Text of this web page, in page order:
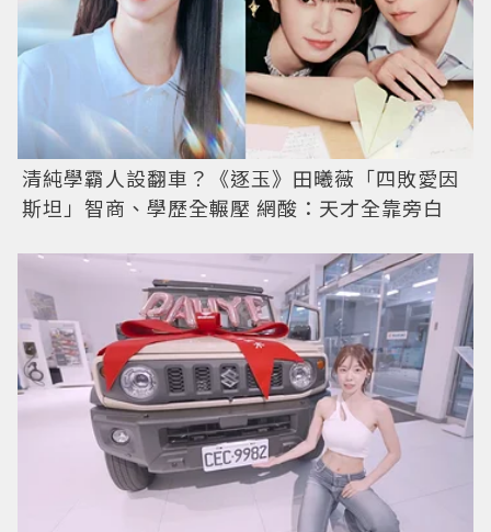
清純學霸人設翻車？《逐玉》田曦薇「四敗愛因
斯坦」智商、學歷全輾壓 網酸：天才全靠旁白